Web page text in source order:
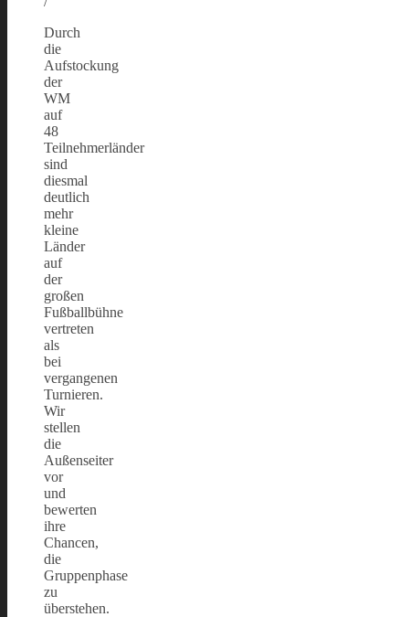
Durch
die
Aufstockung
der
WM
auf
48
Teilnehmerländer
sind
diesmal
deutlich
mehr
kleine
Länder
auf
der
großen
Fußballbühne
vertreten
als
bei
vergangenen
Turnieren.
Wir
stellen
die
Außenseiter
vor
und
bewerten
ihre
Chancen,
die
Gruppenphase
zu
überstehen.